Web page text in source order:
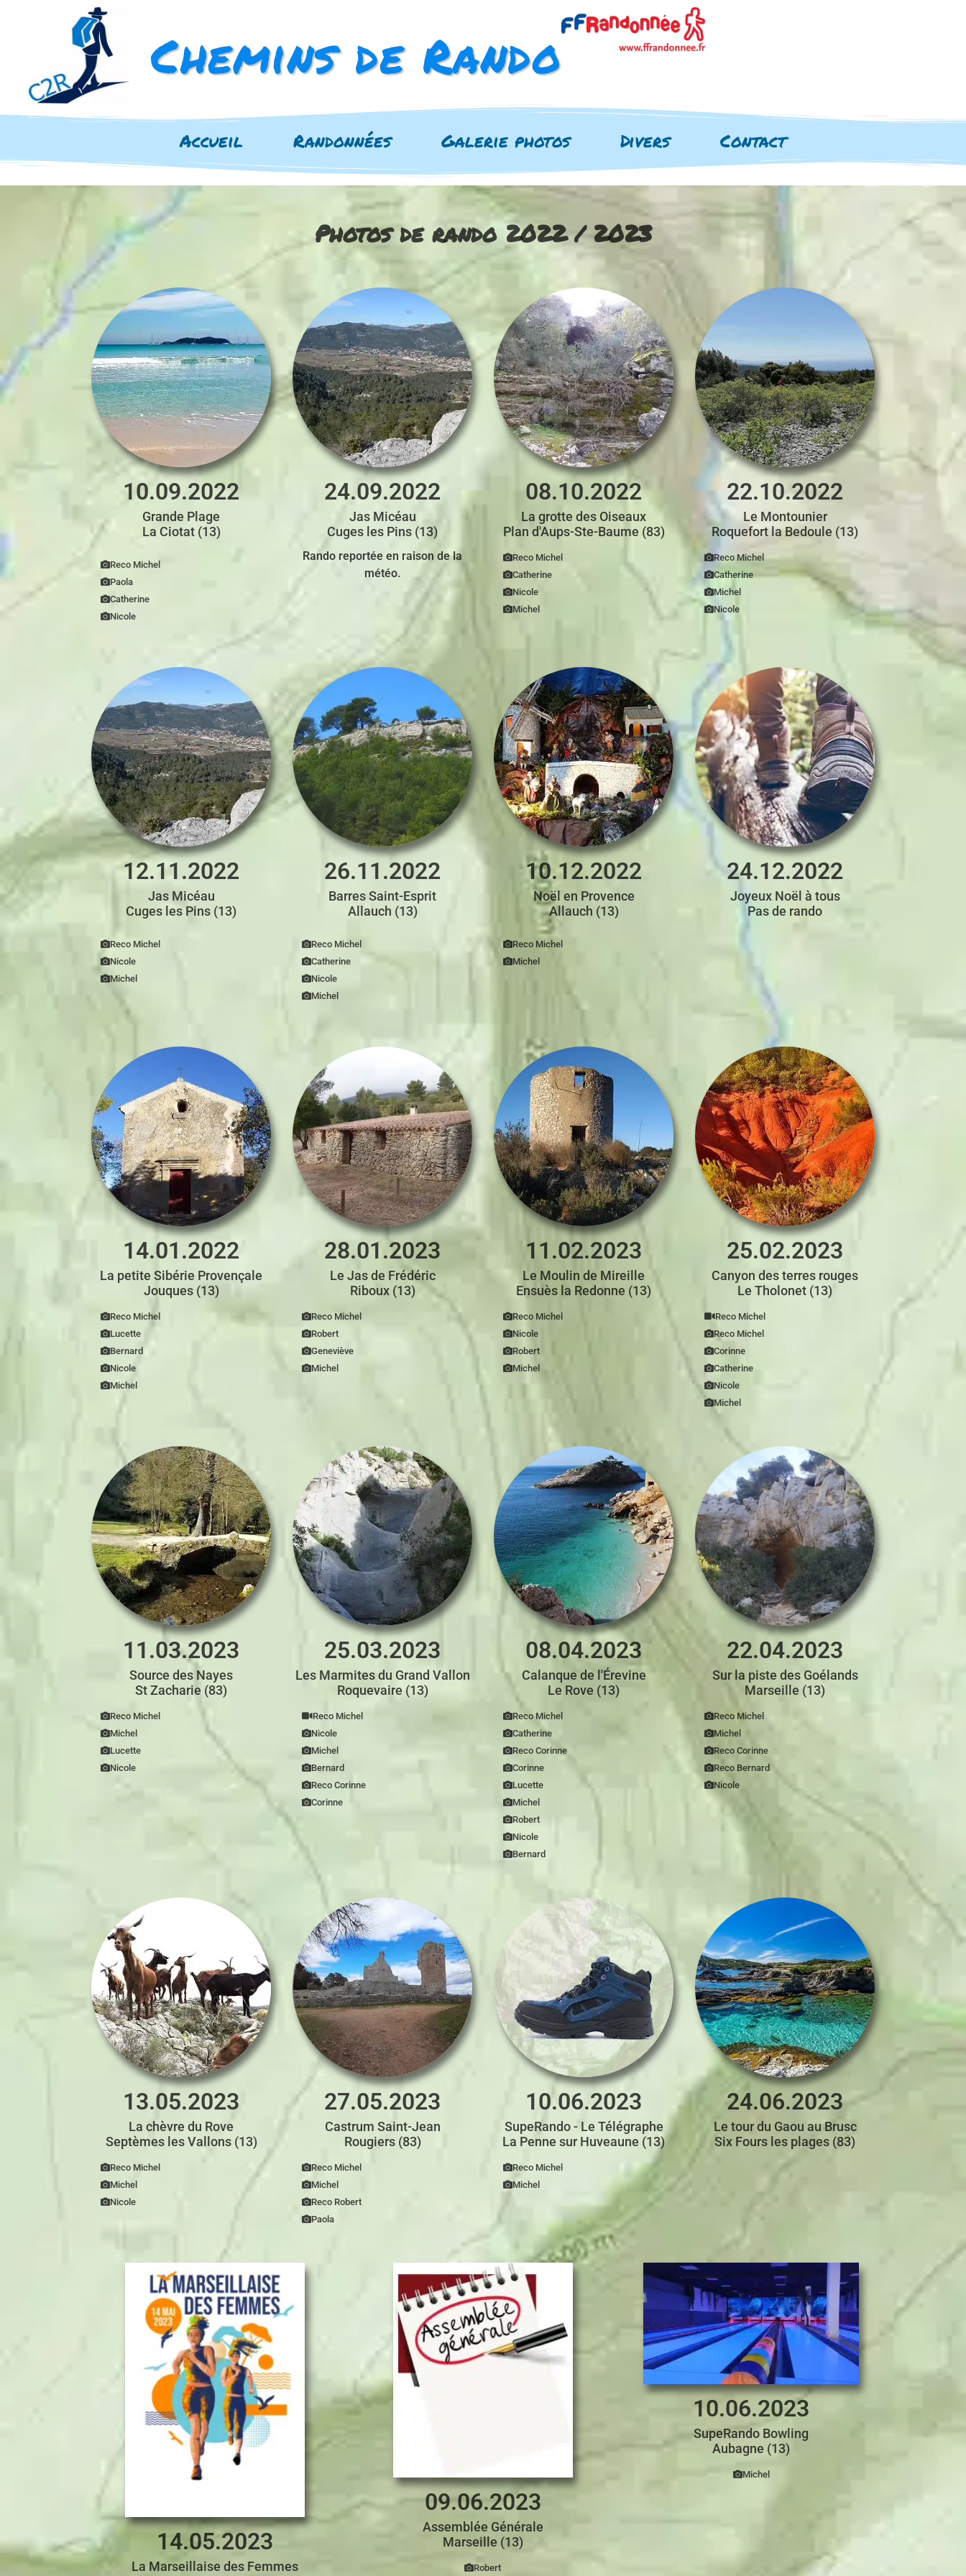
Chemins de Rando
Accueil Randonnées Galerie photos Divers Contact
Photos de rando 2022 / 2023
10.09.2022
Grande Plage
La Ciotat (13)
Reco Michel
Paola
Catherine
Nicole
24.09.2022
Jas Micéau
Cuges les Pins (13)
Rando reportée en raison de la
météo.
08.10.2022
La grotte des Oiseaux
Plan d'Aups-Ste-Baume (83)
Reco Michel
Catherine
Nicole
Michel
22.10.2022
Le Montounier
Roquefort la Bedoule (13)
Reco Michel
Catherine
Michel
Nicole
12.11.2022
Jas Micéau
Cuges les Pins (13)
Reco Michel
Nicole
Michel
26.11.2022
Barres Saint-Esprit
Allauch (13)
Reco Michel
Catherine
Nicole
Michel
10.12.2022
Noël en Provence
Allauch (13)
Reco Michel
Michel
24.12.2022
Joyeux Noël à tous
Pas de rando
14.01.2022
La petite Sibérie Provençale
Jouques (13)
Reco Michel
Lucette
Bernard
Nicole
Michel
28.01.2023
Le Jas de Frédéric
Riboux (13)
Reco Michel
Robert
Geneviève
Michel
11.02.2023
Le Moulin de Mireille
Ensuès la Redonne (13)
Reco Michel
Nicole
Robert
Michel
25.02.2023
Canyon des terres rouges
Le Tholonet (13)
Reco Michel
Reco Michel
Corinne
Catherine
Nicole
Michel
11.03.2023
Source des Nayes
St Zacharie (83)
Reco Michel
Michel
Lucette
Nicole
25.03.2023
Les Marmites du Grand Vallon
Roquevaire (13)
Reco Michel
Nicole
Michel
Bernard
Reco Corinne
Corinne
08.04.2023
Calanque de l'Érevine
Le Rove (13)
Reco Michel
Catherine
Reco Corinne
Corinne
Lucette
Michel
Robert
Nicole
Bernard
22.04.2023
Sur la piste des Goélands
Marseille (13)
Reco Michel
Michel
Reco Corinne
Reco Bernard
Nicole
13.05.2023
La chèvre du Rove
Septèmes les Vallons (13)
Reco Michel
Michel
Nicole
27.05.2023
Castrum Saint-Jean
Rougiers (83)
Reco Michel
Michel
Reco Robert
Paola
10.06.2023
SupeRando - Le Télégraphe
La Penne sur Huveaune (13)
Reco Michel
Michel
24.06.2023
Le tour du Gaou au Brusc
Six Fours les plages (83)
14.05.2023
La Marseillaise des Femmes
09.06.2023
Assemblée Générale
Marseille (13)
Robert
10.06.2023
SupeRando Bowling
Aubagne (13)
Michel